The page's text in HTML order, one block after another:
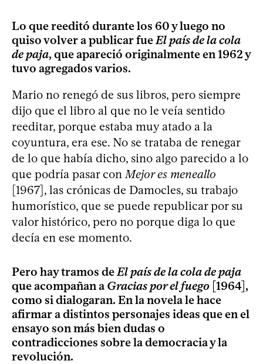
Lo que reeditó durante los 60 y luego no
quiso volver a publicar fue El país de la cola
de paja, que apareció originalmente en 1962 y
tuvo agregados varios.
Mario no renegó de sus libros, pero siempre
dijo que el libro al que no le veía sentido
reeditar, porque estaba muy atado a la
coyuntura, era ese. No se trataba de renegar
de lo que había dicho, sino algo parecido a lo
que podría pasar con Mejor es meneallo
[1967], las crónicas de Damocles, su trabajo
humorístico, que se puede republicar por su
valor histórico, pero no porque diga lo que
decía en ese momento.
Pero hay tramos de El país de la cola de paja
que acompañan a Gracias por el fuego [1964],
como si dialogaran. En la novela le hace
afirmar a distintos personajes ideas que en el
ensayo son más bien dudas o
contradicciones sobre la democracia y la
revolución.